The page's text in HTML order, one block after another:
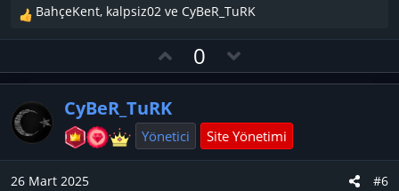
T
e
k
l
e
BahçeKent, kalpsiz02 ve CyBeR_TuRK
O
y
a
0
o
n
v
o
CyBeR_TuRK
Yönetici Site Yönetimi
26 Mart 2025 #6